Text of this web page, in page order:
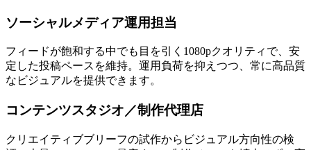
ソーシャルメディア運用担当
フィードが飽和する中でも目を引く1080pクオリティで、安
定した投稿ペースを維持。運用負荷を抑えつつ、常に高品質
なビジュアルを提供できます。
コンテンツスタジオ／制作代理店
クリエイティブブリーフの試作からビジュアル方向性の検